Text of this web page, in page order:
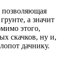
позволяющая
а значит
этого,
скачков, ну и,
дачнику.